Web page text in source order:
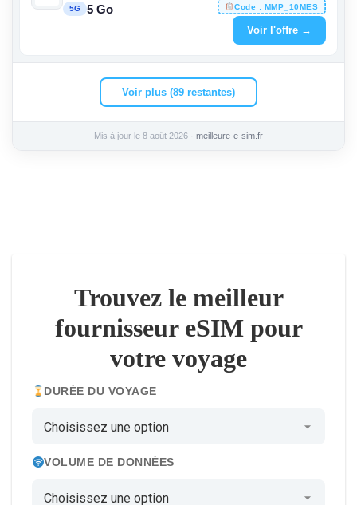
5G 5 Go
Code : MMP_10MES
Voir l'offre →
Voir plus (89 restantes)
Mis à jour le 8 août 2026 · meilleure-e-sim.fr
Trouvez le meilleur
fournisseur eSIM pour
votre voyage
DURÉE DU VOYAGE
VOLUME DE DONNÉES